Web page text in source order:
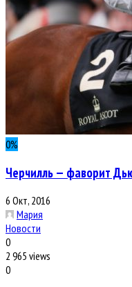
0%
Черчилль — фаворит
6 Окт, 2016
Мария
Новости
0
2 965 views
0